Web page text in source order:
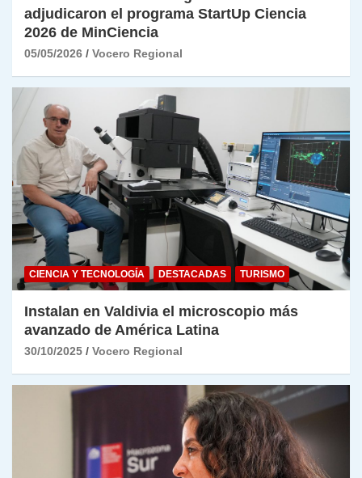
adjudicaron el programa StartUp Ciencia
2026 de MinCiencia
05/05/2026 Vocero Regional
CIENCIA Y TECNOLOGÍA DESTACADAS TURISMO
Instalan en Valdivia el microscopio más
avanzado de América Latina
30/10/2025 Vocero Regional